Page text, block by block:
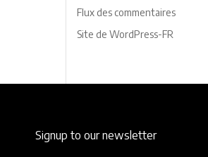
Flux des commentaires
Site de WordPress-FR
Signup to our newsletter